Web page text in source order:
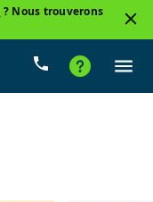
? Nous trouverons
Prix Boîte